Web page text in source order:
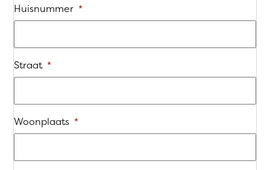
Huisnummer *
Straat *
Woonplaats *